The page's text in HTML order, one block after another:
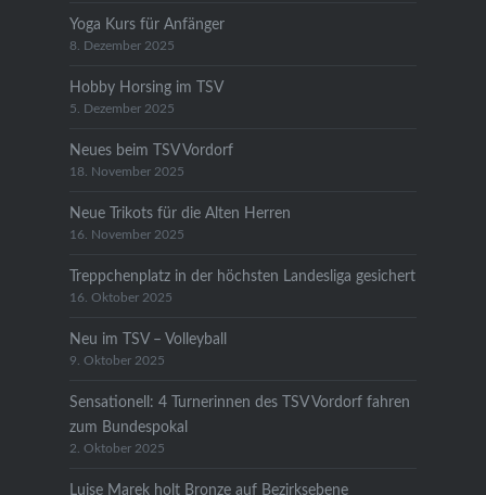
Yoga Kurs für Anfänger
8. Dezember 2025
Hobby Horsing im TSV
5. Dezember 2025
Neues beim TSV Vordorf
18. November 2025
Neue Trikots für die Alten Herren
16. November 2025
Treppchenplatz in der höchsten Landesliga gesichert
16. Oktober 2025
Neu im TSV – Volleyball
9. Oktober 2025
Sensationell: 4 Turnerinnen des TSV Vordorf fahren
zum Bundespokal
2. Oktober 2025
Luise Marek holt Bronze auf Bezirksebene